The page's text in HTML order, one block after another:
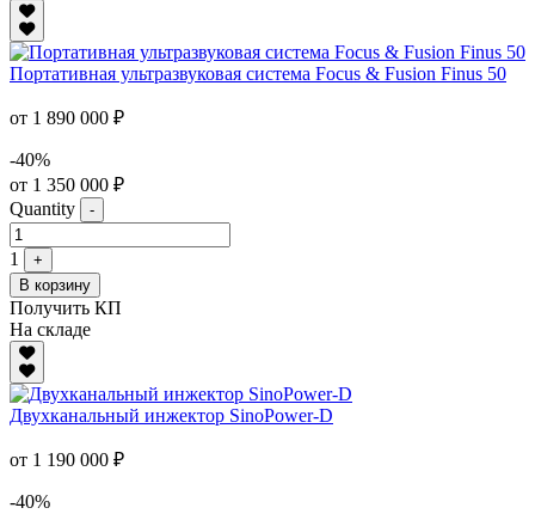
Портативная ультразвуковая система Focus & Fusion Finus 50
от 1 890 000 ₽
-40%
от 1 350 000 ₽
Quantity
-
1
+
В корзину
Получить КП
На складе
Двухканальный инжектор SinoPower-D
от 1 190 000 ₽
-40%